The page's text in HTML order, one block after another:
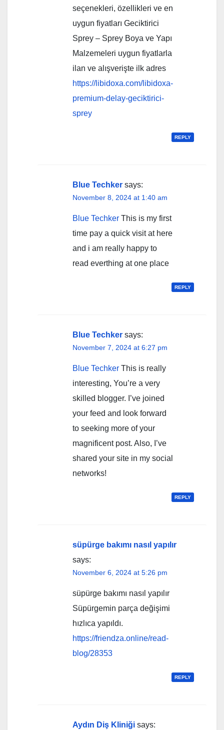
seçenekleri, özellikleri ve en
uygun fiyatları Geciktirici
Sprey – Sprey Boya ve Yapı
Malzemeleri uygun fiyatlarla
ilan ve alışverişte ilk adres
https://libidoxa.com/libidoxa-
premium-delay-geciktirici-
sprey
REPLY
Blue Techker says:
November 8, 2024 at 1:40 am
Blue Techker This is my first
time pay a quick visit at here
and i am really happy to
read everthing at one place
REPLY
Blue Techker says:
November 7, 2024 at 6:27 pm
Blue Techker This is really
interesting, You’re a very
skilled blogger. I’ve joined
your feed and look forward
to seeking more of your
magnificent post. Also, I’ve
shared your site in my social
networks!
REPLY
süpürge bakımı nasıl yapılır
says:
November 6, 2024 at 5:26 pm
süpürge bakımı nasıl yapılır
Süpürgemin parça değişimi
hızlıca yapıldı.
https://friendza.online/read-
blog/28353
REPLY
Aydın Diş Kliniği says: